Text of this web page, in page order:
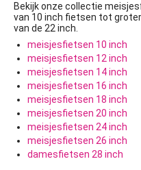
Bekijk onze collectie
van 10 inch fietsen tot
van de 22 inch.
meisjesfietsen 10 inch
meisjesfietsen 12 inch
meisjesfietsen 14 inch
meisjesfietsen 16 inch
meisjesfietsen 18 inch
meisjesfietsen 20 inch
meisjesfietsen 24 inch
meisjesfietsen 26 inch
damesfietsen 28 inch